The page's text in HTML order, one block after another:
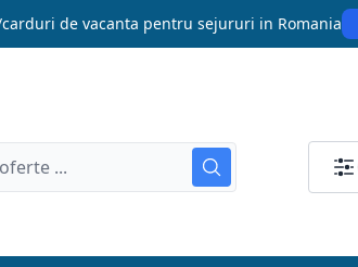
de vacanta pentru sejururi in Romania